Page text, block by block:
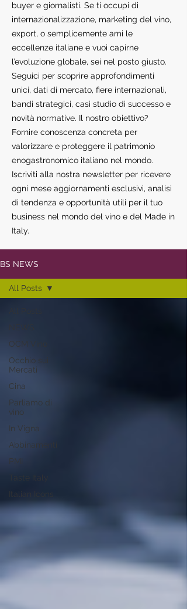
buyer e giornalisti. Se ti occupi di
internazionalizzazione, marketing del vino,
export, o semplicemente ami le
eccellenze italiane e vuoi capirne
l’evoluzione globale, sei nel posto giusto.
Seguici per scoprire approfondimenti
unici, dati di mercato, fiere internazionali,
bandi strategici, casi studio di successo e
novità normative. Il nostro obiettivo?
Fornire conoscenza concreta per
valorizzare e proteggere il patrimonio
enogastronomico italiano nel mondo.
Iscriviti alla nostra newsletter per ricevere
ogni mese aggiornamenti esclusivi, analisi
di tendenza e opportunità utili per il tuo
business nel mondo del vino e del Made in
Italy.
BS NEWS
OCM Vino
Occhio sui
Mercati
Cina
Parliamo di
vino
In Vigna
Abbinamenti
PMI
All Posts